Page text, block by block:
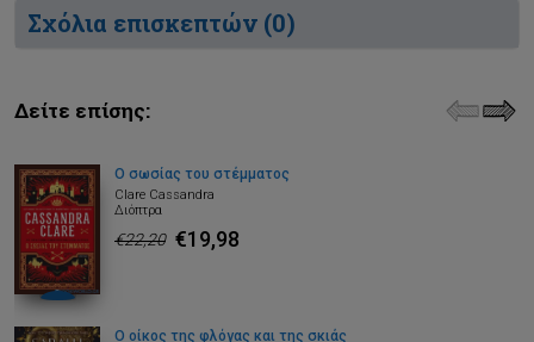
Σχόλια επισκεπτών (0)
Δείτε επίσης:
Ο σωσίας του στέμματος
Clare Cassandra
Διόπτρα
€22,20 €19,98
Ο οίκος της φλόγας και της σκιάς